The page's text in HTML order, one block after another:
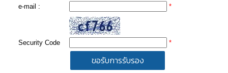
e-mail :
*
Security Code *